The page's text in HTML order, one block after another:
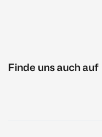
Finde uns auch auf